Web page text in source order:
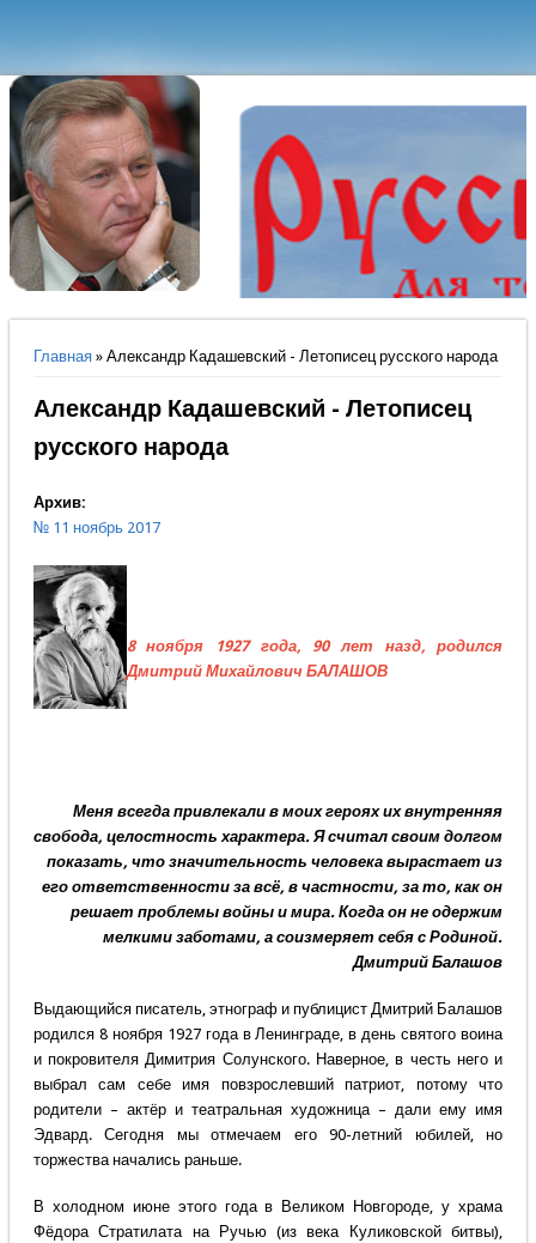
Вы здесь
Главная» Александр Кадашевский - Летописец русского народа
Александр Кадашевский - Летописец
русского народа
Архив:
№ 11 ноябрь 2017
8 ноября 1927 года, 90 лет назд, родился
Дмитрий Михайлович БАЛАШОВ
Меня всегда привлекали в моих героях их внутренняя
свобода, целостность характера. Я считал своим долгом
показать, что значительность человека вырастает из
его ответственности за всё, в частности, за то, как он
решает проблемы войны и мира. Когда он не одержим
мелкими заботами, а соизмеряет себя с Родиной.
Дмитрий Балашов
Выдающийся писатель, этнограф и публицист Дмитрий Балашов
родился 8 ноября 1927 года в Ленинграде, в день святого воина
и покровителя Димитрия Солунского. Наверное, в честь него и
выбрал сам себе имя повзрослевший патриот, потому что
родители – актёр и театральная художница – дали ему имя
Эдвард. Сегодня мы отмечаем его 90-летний юбилей, но
торжества начались раньше.
В холодном июне этого года в Великом Новгороде, у храма
Фёдора Стратилата на Ручью (из века Куликовской битвы),